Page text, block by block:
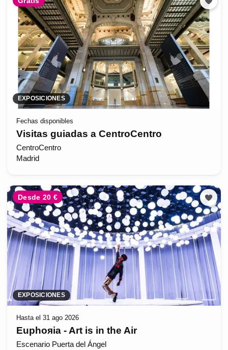
EXPOSICIONES
Fechas disponibles
Visitas guiadas a CentroCentro
CentroCentro
Madrid
Desde 20 €
EXPOSICIONES
Hasta el 31 ago 2026
Euphoяia - Art is in the Air
Escenario Puerta del Ángel